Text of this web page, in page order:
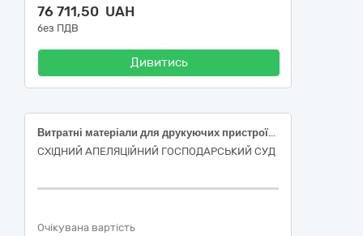
76 711,50 UAH
без ПДВ
Дивитись
Витратні матеріали для друкуючих пристроїв (картриджі) за ДК 021:2015 код 30120000-6 Фотокопіювальне та поліграфічне обладнання для офсетного друку
СХІДНИЙ АПЕЛЯЦІЙНИЙ ГОСПОДАРСЬКИЙ СУД
Очікувана вартість